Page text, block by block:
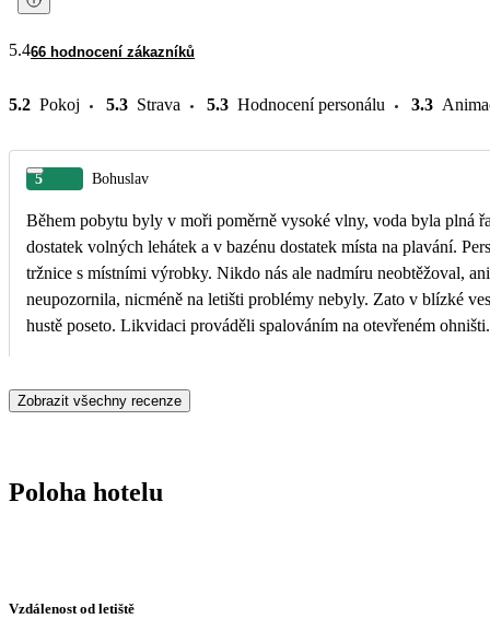
5.466 hodnocení zákazníků
5.2 Pokoj 5.3 Strava 5.3 Hodnocení personálu 3.3
5 Bohuslav
Během pobytu byly v moři poměrně vysoké vlny, voda byla plná
dostatek volných lehátek a v bazénu dostatek místa na plavání.
tržnice s místními výrobky. Nikdo nás ale nadmíru neobtěžoval,
neupozornila, nicméně na letišti problémy nebyly. Zato v blízké
hustě poseto. Likvidaci prováděli spalováním na otevřeném ohništi.
Zobrazit všechny recenze
Poloha hotelu
Vzdálenost od letiště